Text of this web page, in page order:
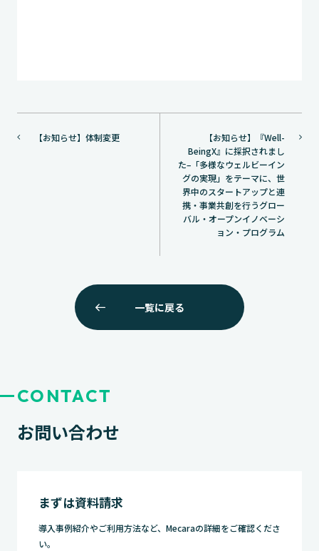
稿
【お知らせ】『Well-
BeingX』に採択されまし
た–「多様なウェルビーイン
グの実現」をテーマに、世
界中のスタートアップと連
携・事業共創を行うグロー
バル・オープンイノベーシ
ョン・プログラム
【お知らせ】体制変更
一覧に戻る
CONTACT
お問い合わせ
まずは資料請求
導入事例紹介やご利用方法など、Mecaraの詳細をご確認くださ
い。